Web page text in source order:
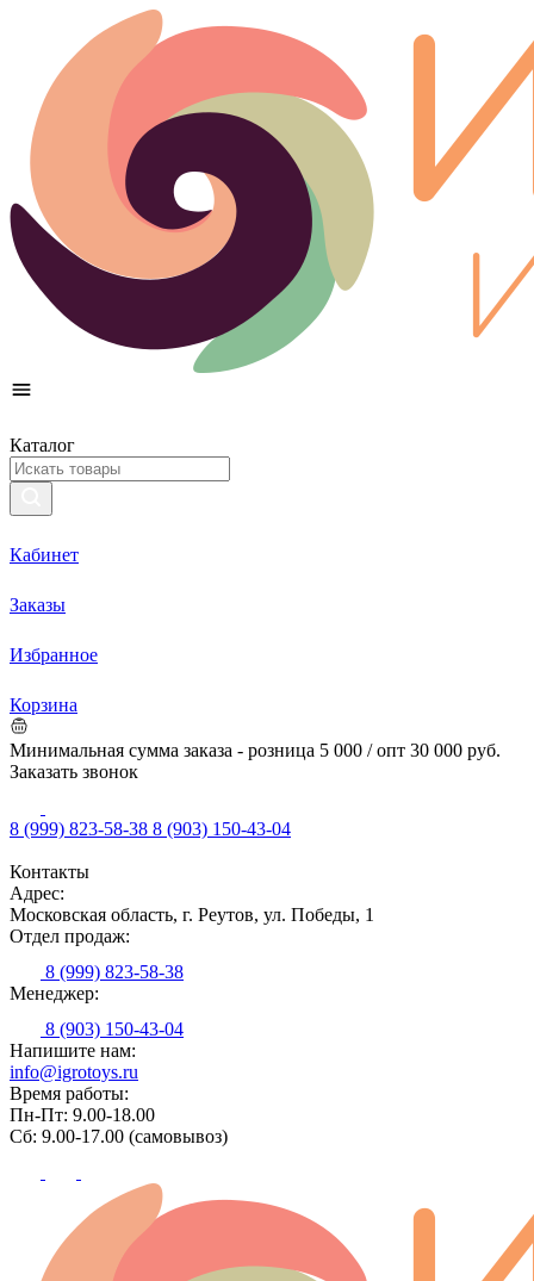
Каталог
Кабинет
Заказы
Избранное
Корзина
Минимальная сумма заказа - розница 5 000 / опт 30 000 руб.
Заказать звонок
8 (999) 823-58-38 8 (903) 150-43-04
Контакты
Адрес:
Московская область, г. Реутов, ул. Победы, 1
Отдел продаж:
8 (999) 823-58-38
Менеджер:
8 (903) 150-43-04
Напишите нам:
info@igrotoys.ru
Время работы:
Пн-Пт: 9.00-18.00
Сб: 9.00-17.00 (самовывоз)